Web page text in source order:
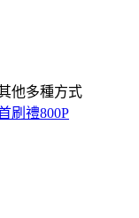
他多種方式
刷禮800P